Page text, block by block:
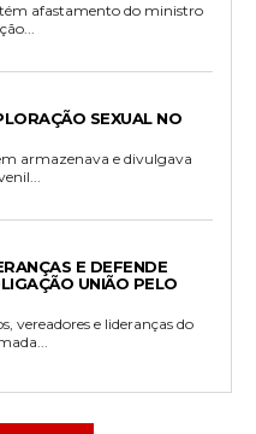
afastamento do ministro
SEXUAL NO
armazenava e divulgava
E DEFENDE
UNIÃO PELO
vereadores e lideranças do